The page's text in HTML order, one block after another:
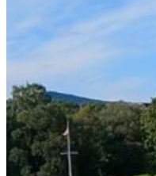
En usikret gjenstand (f.eks.
ganger mer ved en
prosjektil.
Plassering: Plasser
bagasjerommet som
Festing: Bruk
gjenstander i
Skiboks/Taklast: Bruk
taklast.
Henger: Lasten skal
stikke mer enn 15 cm